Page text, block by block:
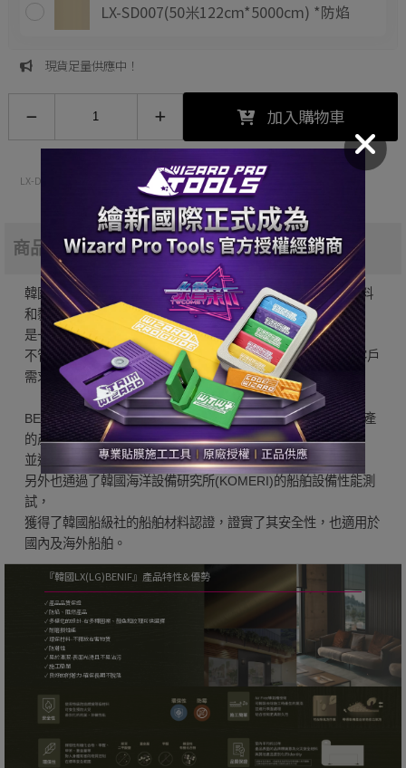
LX-SD007(50米122cm*5000cm) *防焰
現貨足量供應中！
加入購物車
LX-Dual P13-LX-SD001/1
商品簡介
韓國LX(LG)BENIF室內裝潢膜 採用符合環保標準的各種原材料
和黏膠劑等成分進行開發，
是一款對環境相當友善的建築貼膜。
不管是辦公室、學校、托兒所還是健護中心等都能找到符合客戶
需求的環保室內裝潢膜。
BENIF室內裝潢膜 是在 LX(LG) Hausys 的嚴密質量控管下生產
的產品，
並通過了韓國消防研究院的嚴格阻燃測試(阻燃等级B1级)。
另外也通過了韓國海洋設備研究所(KOMERI)的船舶設備性能測
試，
獲得了韓國船級社的船舶材料認證，證實了其安全性，也適用於
國內及海外船舶。
『韓國LX(LG)BENIF』產品特性&優勢
✓ 產品品質保證
✓ 防焰、阻燃產品
✓ 多樣化的設計-有多種圖案、顏色和紋理可供選擇
✓ 耐磨損性能
✓ 環保材料-不釋放有害物質
✓ 防潮性
✓ 易於清潔-表面光滑且不易沾污
✓ 施工簡單
✓ 良好的附著力-確保長期不脫落